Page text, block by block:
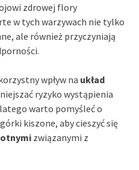
zdrowej flory
w tych warzywach nie tylko
ale również przyczyniają
wpływ na układ
ryzyko wystąpienia
warto pomyśleć o
kiszone, aby cieszyć się
związanymi z